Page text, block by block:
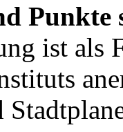
Punkte
ist als